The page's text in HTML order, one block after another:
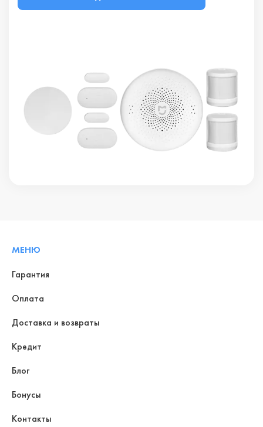
МЕНЮ
Гарантия
Оплата
Доставка и возвраты
Кредит
Блог
Бонусы
Контакты